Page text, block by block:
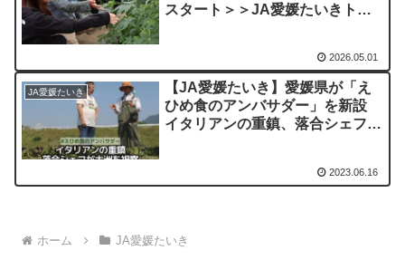
スタート＞＞JA愛媛たいきトマ
2026.05.01
JA愛媛たいき
【JA愛媛たいき】愛媛県が「え
ひめ食のアンバサダー」を新設
イタリアンの重鎮、落合シェフが
2023.06.16
ホーム JA愛媛たいき